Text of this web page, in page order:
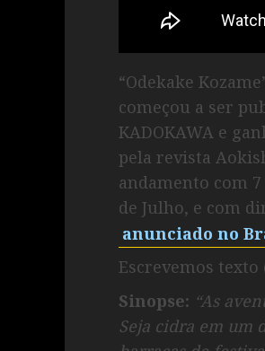
“Odekake
começou a ser
KADOKAWA e
pela revista
andamento com
de Julho, e com
anunciado no
Escrevemos
Sinopse: “As
Seja cidra em um